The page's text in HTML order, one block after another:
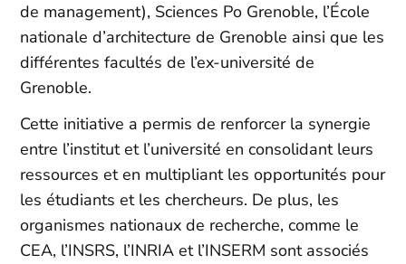
de management), Sciences Po Grenoble, l’École
nationale d’architecture de Grenoble ainsi que les
différentes facultés de l’ex-université de
Grenoble.
Cette initiative a permis de renforcer la synergie
entre l’institut et l’université en consolidant leurs
ressources et en multipliant les opportunités pour
les étudiants et les chercheurs. De plus, les
organismes nationaux de recherche, comme le
CEA, l’INSRS, l’INRIA et l’INSERM sont associés